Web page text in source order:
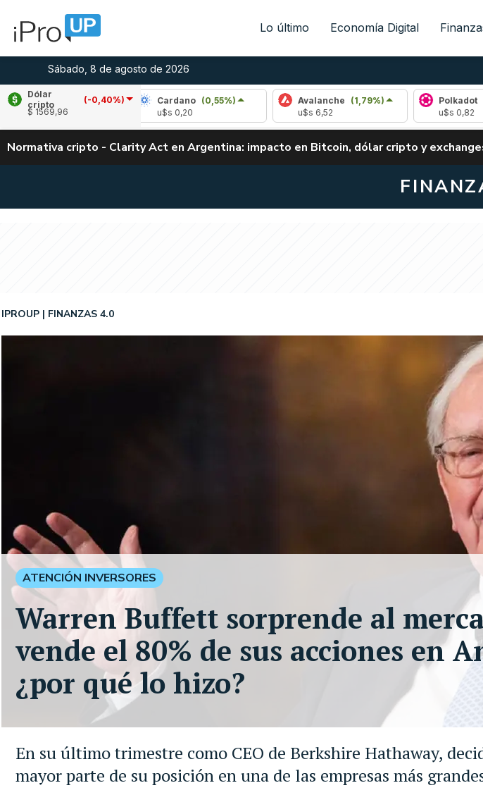
Lo último Economía Digital
Sábado, 8 de agosto de 2026
Dólar
cripto
(-0,40%)
$ 1569,96
(1,29%)
Cardano
(0,55%)
Avalanche (1,79%)
Polkadot
(0,55%)
Normativa cripto - Clarity Act en Argentina: impacto en Bitcoin, dólar cripto y
En su último trimestre como CEO de Berkshire Hathaway,
mayor parte de su posición en una de las empresas más
IPROUP FINANZAS 4.0
ATENCIÓN INVERSORES
Warren Buffett sorprende al
vende el 80% de sus acciones en
¿por qué lo hizo?